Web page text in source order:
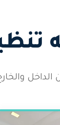
الداخل